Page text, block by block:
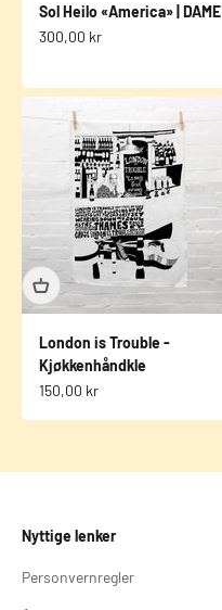
Sol Heilo «America» | DAME
Salgspris
300,00 kr
London is Trouble -
Kjøkkenhåndkle
Salgspris
150,00 kr
Nyttige lenker
Personvernregler